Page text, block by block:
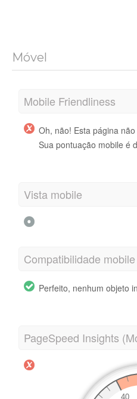
Móvel
Mobile Friendliness
Oh, não! Esta página
Sua pontuação mobile é
Vista mobile
Compatibilidade mobile
Perfeito, nenhum objeto
PageSpeed Insights